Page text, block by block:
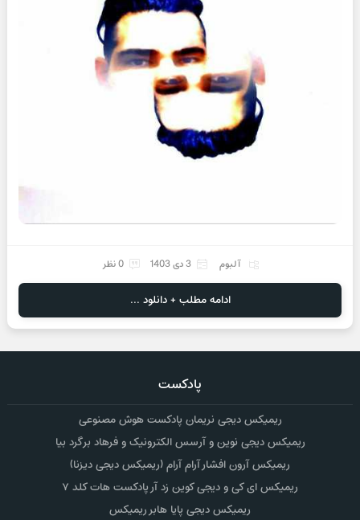
آلبوم 3 دی 1403 0 نظر
ادامه مطلب + دانلود ...
پادکست
ریمیکس دیجی نریمان پادکست هوش مصنوعی
ریمیکس دیجی نوین و آرسس الکترونیک و فرهاد برگرد بیا
ریمیکس آرون افشار آرام آرام (ریمیکس دیجی دیزنا)
ریمیکس ای کی و دیجی کوین زد آر پادکست هات کلد ۷
ریمیکس دیجی پایا هابر ریمیکس